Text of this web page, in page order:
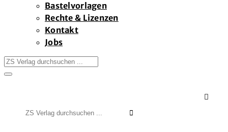
Bastelvorlagen
Rechte & Lizenzen
Kontakt
Jobs

nach: